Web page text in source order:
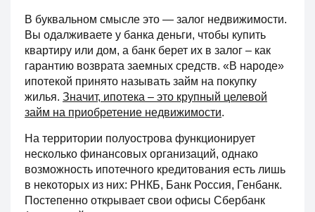
В буквальном смысле это — залог недвижимости.
Вы одалживаете у банка деньги, чтобы купить
квартиру или дом, а банк берет их в залог – как
гарантию возврата заемных средств. «В народе»
ипотекой принято называть займ на покупку
жилья. Значит, ипотека – это крупный целевой
займ на приобретение недвижимости.
На территории полуострова функционирует
несколько финансовых организаций, однако
возможность ипотечного кредитования есть лишь
в некоторых из них: РНКБ, Банк Россия, Генбанк.
Постепенно открывает свои офисы Сбербанк